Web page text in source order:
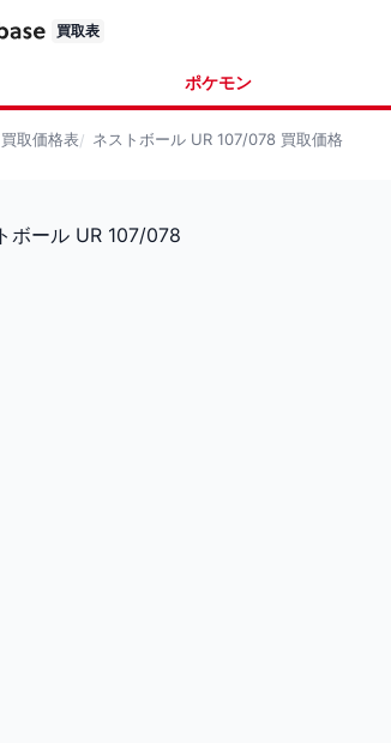
買取表
ポケモン
買取価格表 ネストボール UR 107/078 買取価格